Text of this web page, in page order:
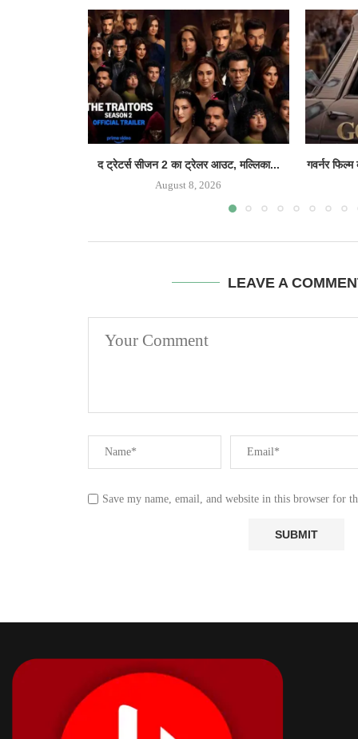
द ट्रेटर्स सीजन 2 का ट्रेलर आउट, मल्लिका...
August 8, 2026
गवर्नर
LEAVE A
Save my name, email, and website in this browser for